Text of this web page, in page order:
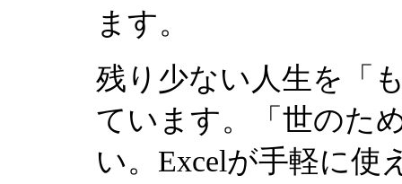
ます。
残り少ない人生を「
ています。「世のた
い。Excelが手軽に使